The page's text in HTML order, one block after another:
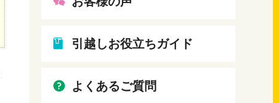
引越しお役立ちガイド
よくあるご質問